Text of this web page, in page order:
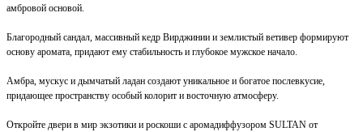
амбровой основой.
Благородный сандал, массивный кедр Вирджинии и землистый ветивер формируют
основу аромата, придают ему стабильность и глубокое мужское начало.
Амбра, мускус и дымчатый ладан создают уникальное и богатое послевкусие,
придающее пространству особый колорит и восточную атмосферу.
Откройте двери в мир экзотики и роскоши с аромадиффузором SULTAN от